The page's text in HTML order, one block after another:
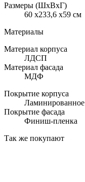
Размеры (ШхВхГ)
60 x233,6 x59 см
Материалы
Материал корпуса
ЛДСП
Материал фасада
МДФ
Покрытие корпуса
Ламинированное
Покрытие фасада
Финиш-пленка
Так же покупают